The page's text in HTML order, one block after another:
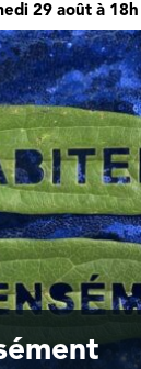
29 août à